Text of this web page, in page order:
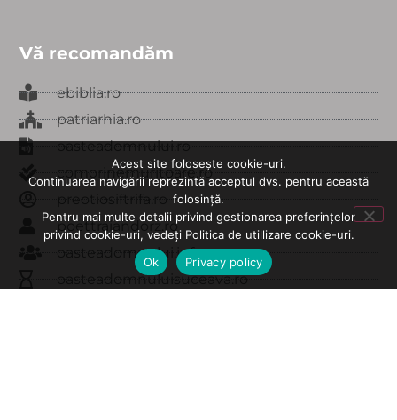
Vă recomandăm
ebiblia.ro
patriarhia.ro
oasteadomnului.ro
comorinemuritoare.ro
poettraiandorz.ro
oasteadomnului.info
oasteadomnuluisuceava.ro
Acest site folosește cookie-uri.
Continuarea navigării reprezintă acceptul dvs. pentru această
folosință.
Pentru mai multe detalii privind gestionarea preferințelor
privind cookie-uri, vedeți Politica de utillizare cookie-uri.
Ok
Privacy policy